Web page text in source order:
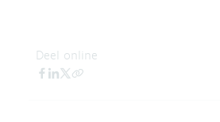
Deel online